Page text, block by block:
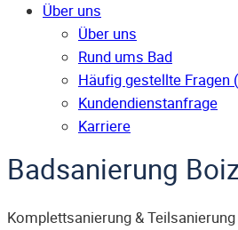
Über uns
Über uns
Rund ums Bad
Häufig gestellte Fragen
Kunden­dienst­anfrage
Karriere
Badsanierung
Komplettsanierung & Teilsanierung